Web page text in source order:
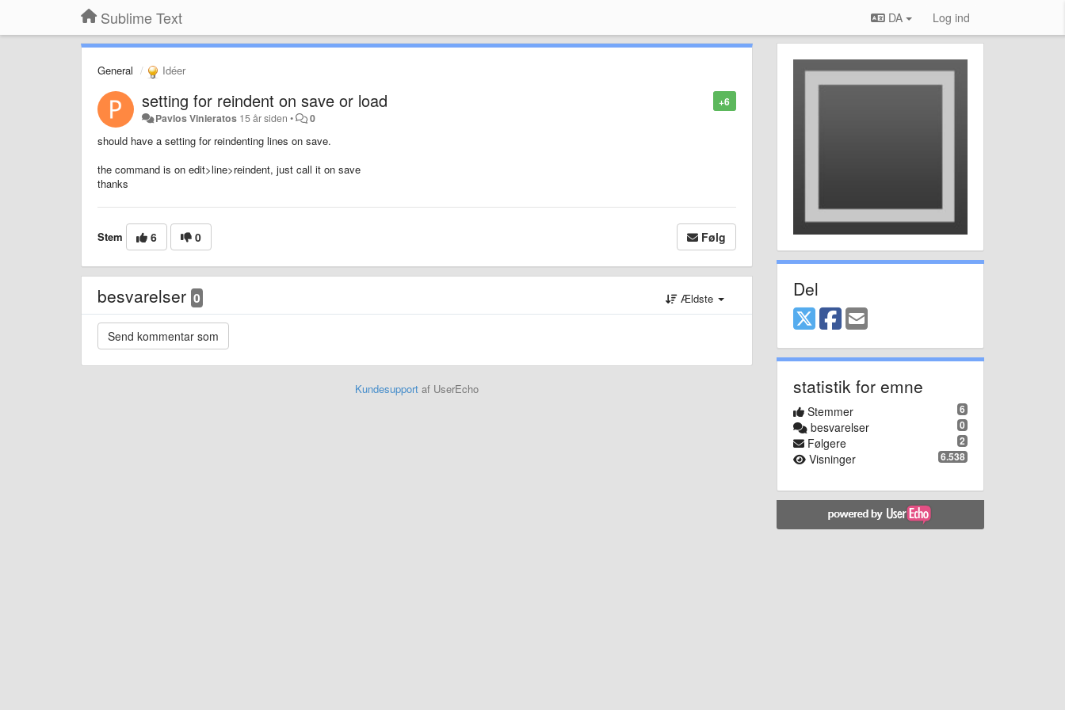
Sublime Text DA Log ind
General Idéer
+6
setting for reindent on save or load
Pavlos Vinieratos 15 år siden • 0
should have a setting for reindenting lines on save.
the command is on edit>line>reindent, just call it on save
thanks
Stem 6 0 Følg
besvarelser 0 Ældste
Kundesupportaf UserEcho
Del
statistik for emne
6
Stemmer
0
besvarelser
2
Følgere
6.538
Visninger